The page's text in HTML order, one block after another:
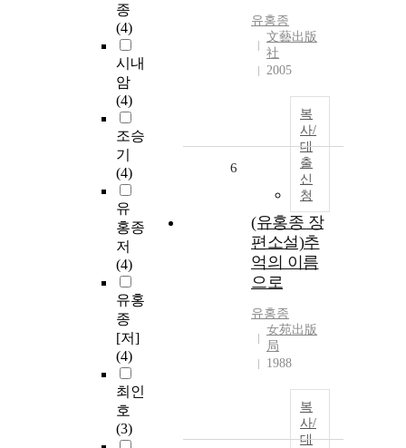
종
(4)
시내
암
(4)
조승
기
(4)
유
홍종
저
(4)
유홍
종
[저]
(4)
최인
호
(3)
유홍종
文藝出版
社
2005
복
사/
대
출
신
청
6
(유홍종 장
편소설)추
억의 이름
으로
유홍종
女苑出版
局
1988
복
사/
대